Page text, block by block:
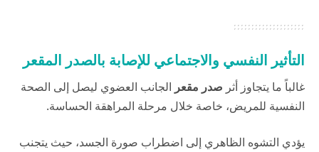
التأثير النفسي والاجتماعي للإصابة بالصدر المقعر
غالباً ما يتجاوز أثر صدر مقعر الجانب العضوي ليصل إلى الصحة
النفسية للمريض، خاصة خلال مرحلة المراهقة الحساسة.
يؤدي التشوه الظاهري إلى اضطراب صورة الجسد، حيث يتجنب